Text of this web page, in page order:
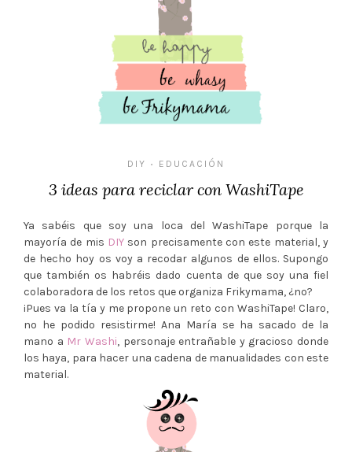
DIY • EDUCACIÓN
3 ideas para reciclar con WashiTape
Ya sabéis que soy una loca del WashiTape porque la
mayoría de mis DIY son precisamente con este material, y
de hecho hoy os voy a recodar algunos de ellos. Supongo
que también os habréis dado cuenta de que soy una fiel
colaboradora de los retos que organiza Frikymama, ¿no?
¡Pues va la tía y me propone un reto con WashiTape! Claro,
no he podido resistirme! Ana María se ha sacado de la
mano a Mr Washi, personaje entrañable y gracioso donde
los haya, para hacer una cadena de manualidades con este
material.